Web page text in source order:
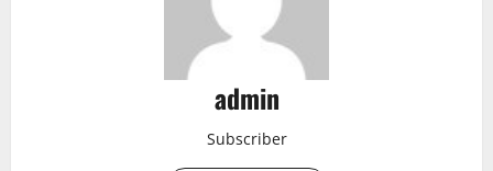
admin
Subscriber